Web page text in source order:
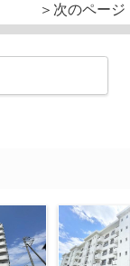
＞次のページ